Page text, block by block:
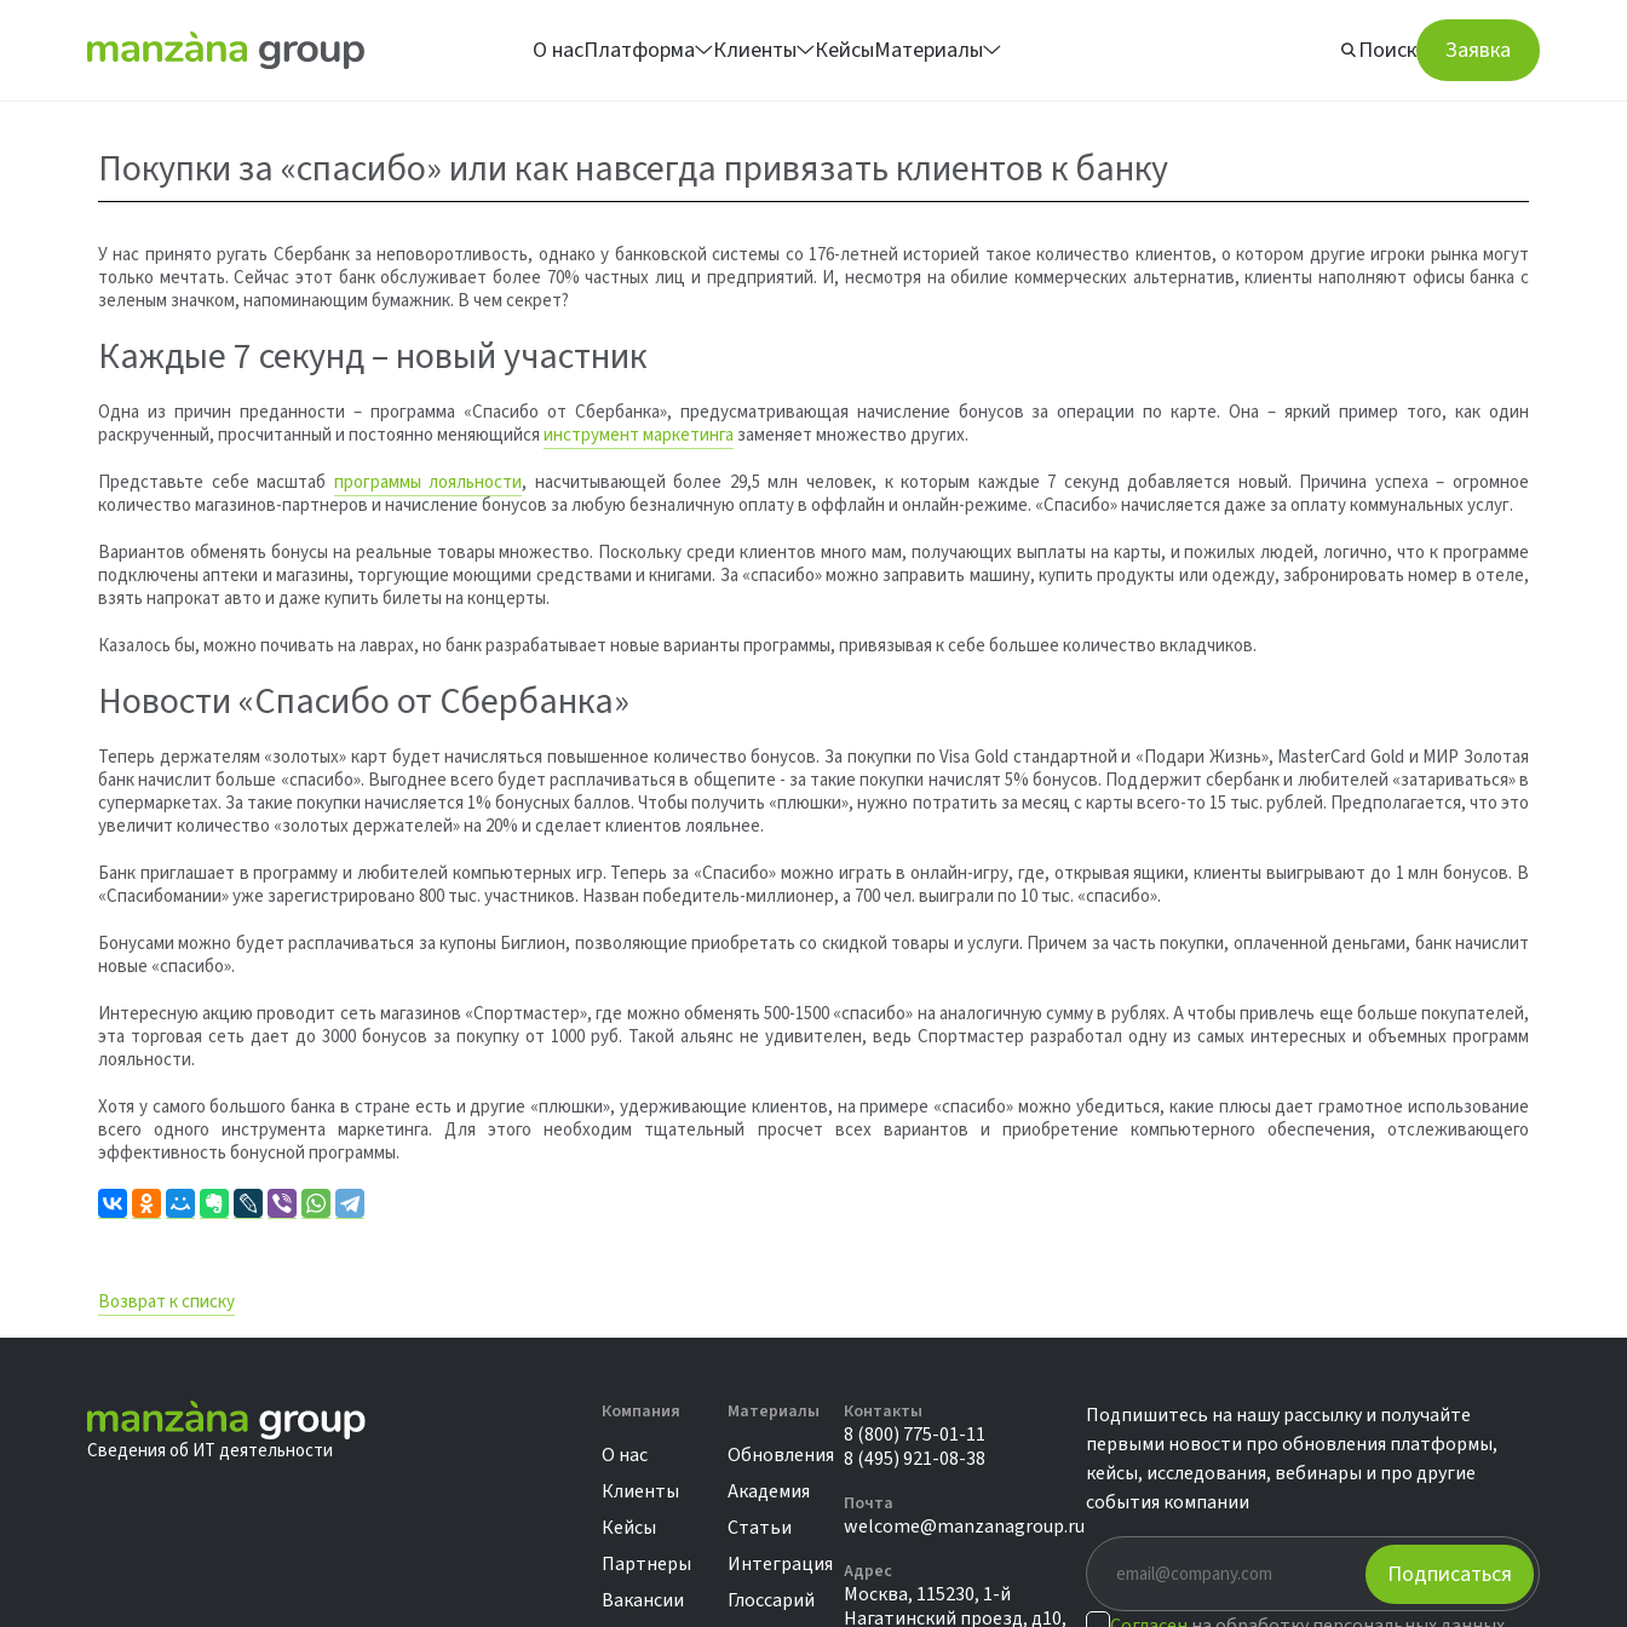
О насПлатформа Клиенты КейсыМатериалы Поиск Заявка
Покупки за «спасибо» или как навсегда привязать клиентов к банку
У нас принято ругать Сбербанк за неповоротливость, однако у банковской системы со 176-летней историей такое количество клиентов, о котором другие игроки рынка могут
только мечтать. Сейчас этот банк обслуживает более 70% частных лиц и предприятий. И, несмотря на обилие коммерческих альтернатив, клиенты наполняют офисы банка с
зеленым значком, напоминающим бумажник. В чем секрет?
Каждые 7 секунд – новый участник
Одна из причин преданности – программа «Спасибо от Сбербанка», предусматривающая начисление бонусов за операции по карте. Она – яркий пример того, как один
раскрученный, просчитанный и постоянно меняющийсяинструмент маркетинга заменяет множество других.
Представьте себе масштаб программы лояльности, насчитывающей более 29,5 млн человек, к которым каждые 7 секунд добавляется новый. Причина успеха – огромное
количество магазинов-партнеров и начисление бонусов за любую безналичную оплату в оффлайн и онлайн-режиме. «Спасибо» начисляется даже за оплату коммунальных услуг.
Вариантов обменять бонусы на реальные товары множество. Поскольку среди клиентов много мам, получающих выплаты на карты, и пожилых людей, логично, что к программе
подключены аптеки и магазины, торгующие моющими средствами и книгами. За «спасибо» можно заправить машину, купить продукты или одежду, забронировать номер в отеле,
взять напрокат авто и даже купить билеты на концерты.
Казалось бы, можно почивать на лаврах, но банк разрабатывает новые варианты программы, привязывая к себе большее количество вкладчиков.
Новости «Спасибо от Сбербанка»
Теперь держателям «золотых» карт будет начисляться повышенное количество бонусов. За покупки по Visa Gold стандартной и «Подари Жизнь», MasterCard Gold и МИР Золотая
банк начислит больше «спасибо». Выгоднее всего будет расплачиваться в общепите - за такие покупки начислят 5% бонусов. Поддержит сбербанк и любителей «затариваться» в
супермаркетах. За такие покупки начисляется 1% бонусных баллов. Чтобы получить «плюшки», нужно потратить за месяц с карты всего-то 15 тыс. рублей. Предполагается, что это
увеличит количество «золотых держателей» на 20% и сделает клиентов лояльнее.
Банк приглашает в программу и любителей компьютерных игр. Теперь за «Спасибо» можно играть в онлайн-игру, где, открывая ящики, клиенты выигрывают до 1 млн бонусов. В
«Спасибомании» уже зарегистрировано 800 тыс. участников. Назван победитель-миллионер, а 700 чел. выиграли по 10 тыс. «спасибо».
Бонусами можно будет расплачиваться за купоны Биглион, позволяющие приобретать со скидкой товары и услуги. Причем за часть покупки, оплаченной деньгами, банк начислит
новые «спасибо».
Интересную акцию проводит сеть магазинов «Спортмастер», где можно обменять 500-1500 «спасибо» на аналогичную сумму в рублях. А чтобы привлечь еще больше покупателей,
эта торговая сеть дает до 3000 бонусов за покупку от 1000 руб. Такой альянс не удивителен, ведь Спортмастер разработал одну из самых интересных и объемных программ
лояльности.
Хотя у самого большого банка в стране есть и другие «плюшки», удерживающие клиентов, на примере «спасибо» можно убедиться, какие плюсы дает грамотное использование
всего одного инструмента маркетинга. Для этого необходим тщательный просчет всех вариантов и приобретение компьютерного обеспечения, отслеживающего
эффективность бонусной программы.
Возврат к списку
Сведения об ИТ деятельности
Компания
О нас
Клиенты
Кейсы
Партнеры
Вакансии
Материалы
Обновления
Академия
Статьи
Интеграция
Глоссарий
Контакты
8 (800) 775-01-11
8 (495) 921-08-38
Почта
welcome@manzanagroup.ru
Адрес
Москва, 115230, 1-й
Нагатинский проезд, д10,
Подпишитесь на нашу рассылку и получайте
первыми новости про обновления платформы,
кейсы, исследования, вебинары и про другие
события компании
Подписаться